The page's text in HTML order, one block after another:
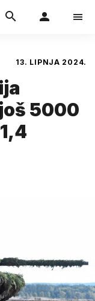
13. LIPNJA 2024.
5000